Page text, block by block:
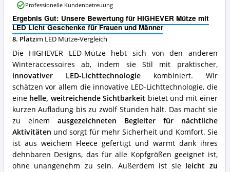
erhältlich?
Ergebnis Gut: Unsere Bewertung für HIGHEVER Mütze mit
LED Licht Geschenke für Frauen und Männer
8. Platzim LED Mütze-Vergleich
Die HIGHEVER LED-Mütze hebt sich von den anderen
Winteraccessoires ab, indem sie Stil mit praktischer,
innovativer LED-Lichttechnologiekombiniert. Wir
schätzen vor allem die innovative LED-Lichttechnologie, die
eine helle, weitreichende Sichtbarkeit bietet und mit einer
kurzen Aufladung bis zu zwölf Stunden hält. Das macht sie
zu einem ausgezeichneten Begleiter für nächtliche
Aktivitäten und sorgt für mehr Sicherheit und Komfort. Sie
ist aus weichem Fleece gefertigt und wärmt dank ihres
dehnbaren Designs, das für alle Kopfgrößen geeignet ist,
ohne unangenehm zu sein. Außerdem ist sie leicht zu
Geschenke
für
Frauen
und
Männer
Vorteile:
Was
spricht
für
diese
LED
Mütze?
Professionelle Kundenbetreuung